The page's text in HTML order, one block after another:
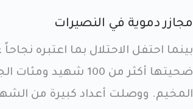
مجازر دموية في النصيرات
بينما احتفل الاحتلال بما اعتبره
ضحيتها أكثر من 100
المخيم. ووصلت أعداد كبيرة من